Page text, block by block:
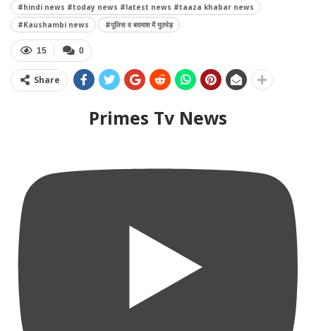
#hindi news #today news #latest news #taaza khabar news
#Kaushambi news
#पुलिस व बदमाश में मुठभेड़
0
15
Share
Primes Tv News